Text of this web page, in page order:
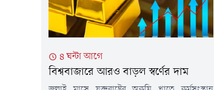
৪ ঘন্টা আগে
বিশ্ববাজারে আরও বাড়ল স্বর্ণের দাম